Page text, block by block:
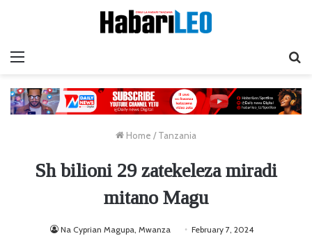
Home / Tanzania
Sh bilioni 29 zatekeleza miradi
mitano Magu
Na Cyprian Magupa, Mwanza February 7, 2024